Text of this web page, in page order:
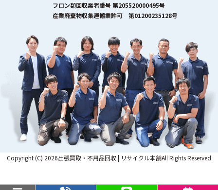
フロン類回収業者番号 第205520000495号
産業廃棄物収集運搬業許可 第01200235128号
Copyright (C) 2026出張買取・不用品回収 | リサイクル本舗All Rights Reserved